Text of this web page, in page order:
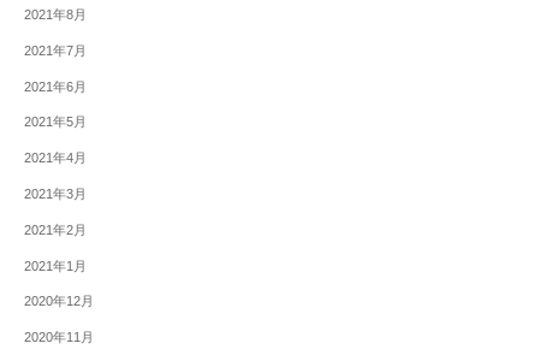
2021年8月
2021年7月
2021年6月
2021年5月
2021年4月
2021年3月
2021年2月
2021年1月
2020年12月
2020年11月